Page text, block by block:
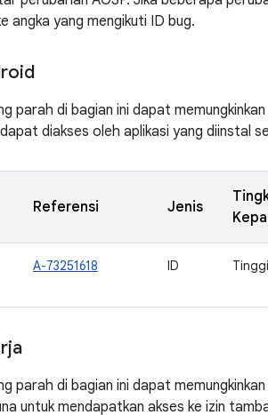
angka yang mengikuti ID bug.
parah di bagian ini dapat
diakses oleh aplikasi yang diinstal
Referensi Jenis
A-73251618 ID Tinggi
parah di bagian ini dapat
untuk mendapatkan akses ke izin